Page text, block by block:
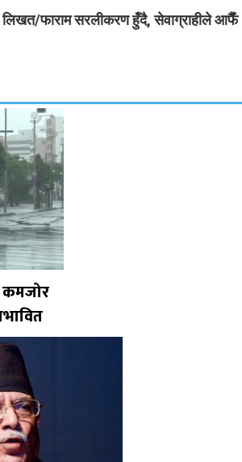
फाराम सरलीकरण हुँदै, सेवाग्राहीले आफैँ
कमजोर